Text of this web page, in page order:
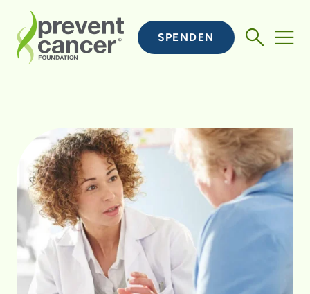
SPENDEN